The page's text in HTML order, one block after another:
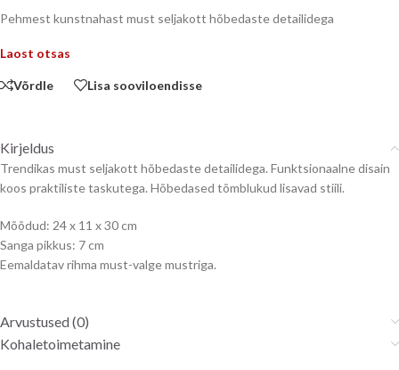
Pehmest kunstnahast must seljakott hõbedaste detailidega
Laost otsas
Võrdle Lisa sooviloendisse
Kirjeldus
Trendikas must seljakott hõbedaste detailidega. Funktsionaalne disain
koos praktiliste taskutega. Hõbedased tõmblukud lisavad stiili.
Mõõdud: 24 x 11 x 30 cm
Sanga pikkus: 7 cm
Eemaldatav rihma must-valge mustriga.
Arvustused (0)
Kohaletoimetamine